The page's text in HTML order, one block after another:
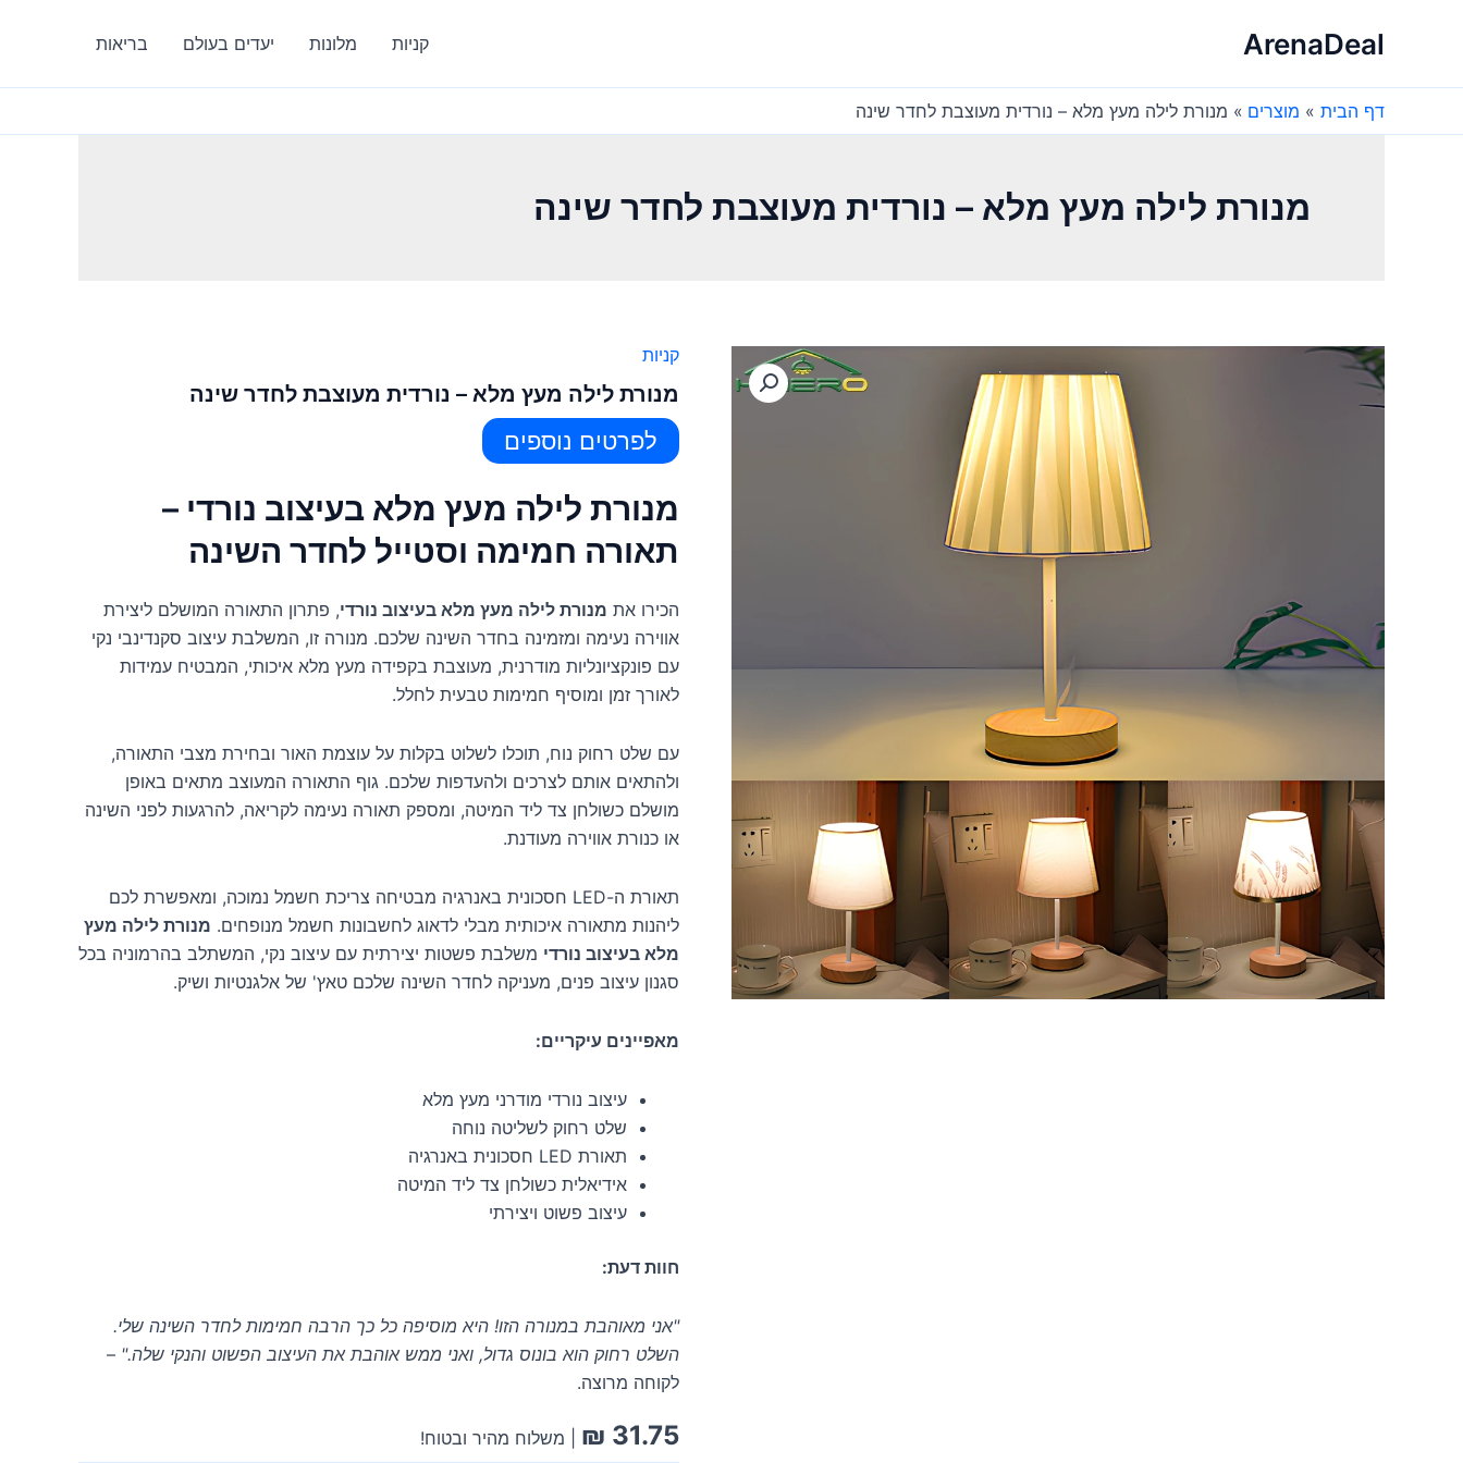
ArenaDeal קניות מלונות יעדים בעולם בריאות
דף הבית מוצרים מנורת לילה מעץ מלא – נורדית מעוצבת לחדר שינה
מנורת לילה מעץ מלא – נורדית מעוצבת לחדר שינה
קניות
מנורת לילה מעץ מלא – נורדית מעוצבת לחדר שינה
לפרטים נוספים
מנורת לילה מעץ מלא בעיצוב נורדי –
תאורה חמימה וסטייל לחדר השינה
הכירו את מנורת לילה מעץ מלא בעיצוב נורדי, פתרון התאורה המושלם ליצירת
אווירה נעימה ומזמינה בחדר השינה שלכם. מנורה זו, המשלבת עיצוב סקנדינבי נקי
עם פונקציונליות מודרנית, מעוצבת בקפידה מעץ מלא איכותי, המבטיח עמידות
לאורך זמן ומוסיף חמימות טבעית לחלל.
עם שלט רחוק נוח, תוכלו לשלוט בקלות על עוצמת האור ובחירת מצבי התאורה,
ולהתאים אותם לצרכים ולהעדפות שלכם. גוף התאורה המעוצב מתאים באופן
מושלם כשולחן צד ליד המיטה, ומספק תאורה נעימה לקריאה, להרגעות לפני השינה
או כנורת אווירה מעודנת.
תאורת ה-LED חסכונית באנרגיה מבטיחה צריכת חשמל נמוכה, ומאפשרת לכם
ליהנות מתאורה איכותית מבלי לדאוג לחשבונות חשמל מנופחים. מנורת לילה מעץ
מלא בעיצוב נורדי משלבת פשטות יצירתית עם עיצוב נקי, המשתלב בהרמוניה בכל
סגנון עיצוב פנים, מעניקה לחדר השינה שלכם טאץ' של אלגנטיות ושיק.
מאפיינים עיקריים:
עיצוב נורדי מודרני מעץ מלא
שלט רחוק לשליטה נוחה
תאורת LED חסכונית באנרגיה
אידיאלית כשולחן צד ליד המיטה
עיצוב פשוט ויצירתי
חוות דעת:
"אני מאוהבת במנורה הזו! היא מוסיפה כל כך הרבה חמימות לחדר השינה שלי.
השלט רחוק הוא בונוס גדול, ואני ממש אוהבת את העיצוב הפשוט והנקי שלה." –
לקוחה מרוצה.
₪ 31.75 | משלוח מהיר ובטוח!